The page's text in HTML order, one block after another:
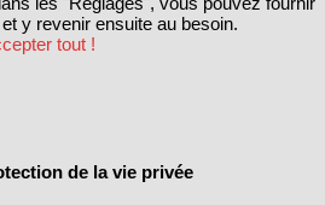
y revenir ensuite au besoin.
tout !
de la vie privée